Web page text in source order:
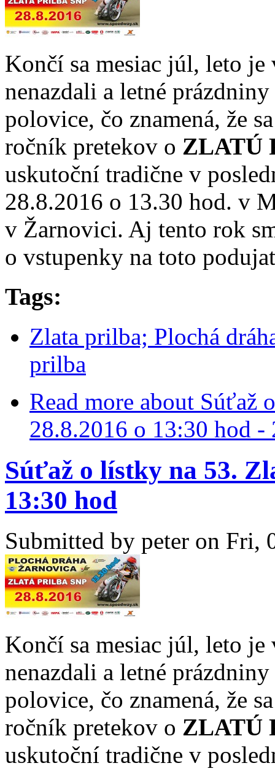
Končí sa mesiac júl, leto je
nenazdali a letné
polovice, čo znamená, že
ročník pretekov o ZLATÚ
uskutoční tradične v
28.8.2016 o 13.30 hod. v
v Žarnovici. Aj tento rok
o vstupenky na toto
Tags:
Zlata prilba; Plochá
prilba
Read more about Súťaž
28.8.2016 o 13:30 hod -
Súťaž o lístky na 53.
13:30 hod
Submitted by peter on Fri,
Končí sa mesiac júl, leto je
nenazdali a letné
polovice, čo znamená, že
ročník pretekov o ZLATÚ
uskutoční tradične v